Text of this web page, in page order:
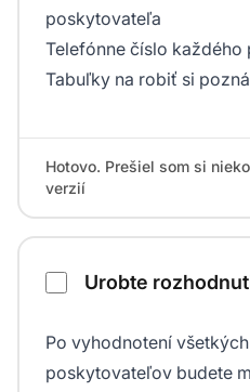
poskytovateľa
Telefónne číslo
Tabuľky na robiť si
Hotovo. Prešiel som si
verzií
Urobte
Po vyhodnotení
poskytovateľov budete